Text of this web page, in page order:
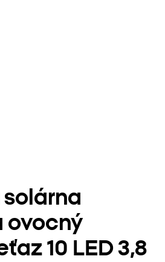
ovocný
10 LED 3,8